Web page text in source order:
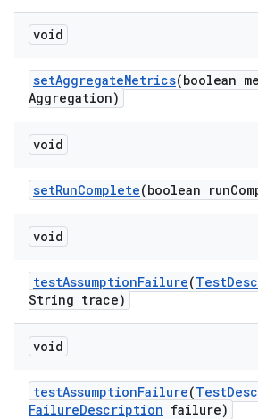
void
setAggregateMetrics(boolean
Aggregation)
void
setRunComplete(boolean run
void
testAssumptionFailure(Test
String trace)
void
testAssumptionFailure(Test
FailureDescription failure)